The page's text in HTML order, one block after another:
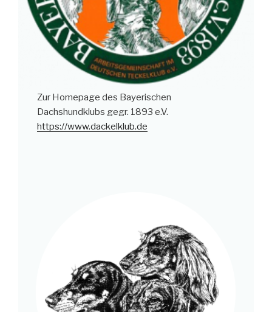
Zur Homepage des Bayerischen
Dachshundklubs gegr. 1893 e.V.
https://www.dackelklub.de